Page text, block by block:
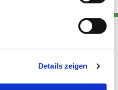
Details zeigen
Kont
Links
Datensch